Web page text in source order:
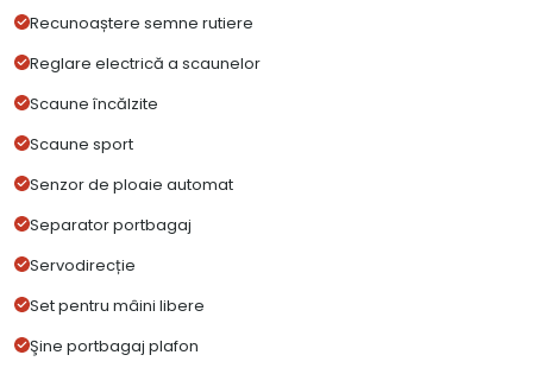
Recunoaștere semne rutiere
Reglare electrică a scaunelor
Scaune încălzite
Scaune sport
Senzor de ploaie automat
Separator portbagaj
Servodirecție
Set pentru mâini libere
Şine portbagaj plafon